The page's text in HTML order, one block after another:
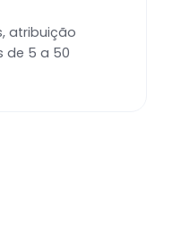
atribuição
de 5 a 50